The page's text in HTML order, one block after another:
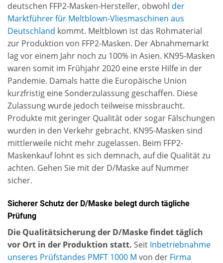
deutschen FFP2-Masken-Hersteller, obwohl der
Marktführer für Meltblown-Vliesmaschinen aus
Deutschland kommt. Meltblown ist das Rohmaterial
zur Produktion von FFP2-Masken. Der Abnahmemarkt
lag vor einem Jahr noch zu 100% in Asien. KN95-Masken
waren somit im Frühjahr 2020 eine erste Hilfe in der
Pandemie. Damals hatte die Europäische Union
kurzfristig eine Sonderzulassung geschaffen. Diese
Zulassung wurde jedoch teilweise missbraucht.
Produkte mit geringer Qualität oder sogar Fälschungen
wurden in den Verkehr gebracht. KN95-Masken sind
mittlerweile nicht mehr zugelassen. Beim FFP2-
Maskenkauf lohnt es sich demnach, auf die Qualität zu
achten. Gehen Sie mit der D/Maske auf Nummer
sicher.
Sicherer Schutz der D/Maske belegt durch tägliche
Prüfung
Die Qualitätsicherung der D/Maske findet täglich
vor Ort in der Produktion statt. Seit Inbetriebnahme
unseres Prüfstandes PMFT 1000 M von der Firma